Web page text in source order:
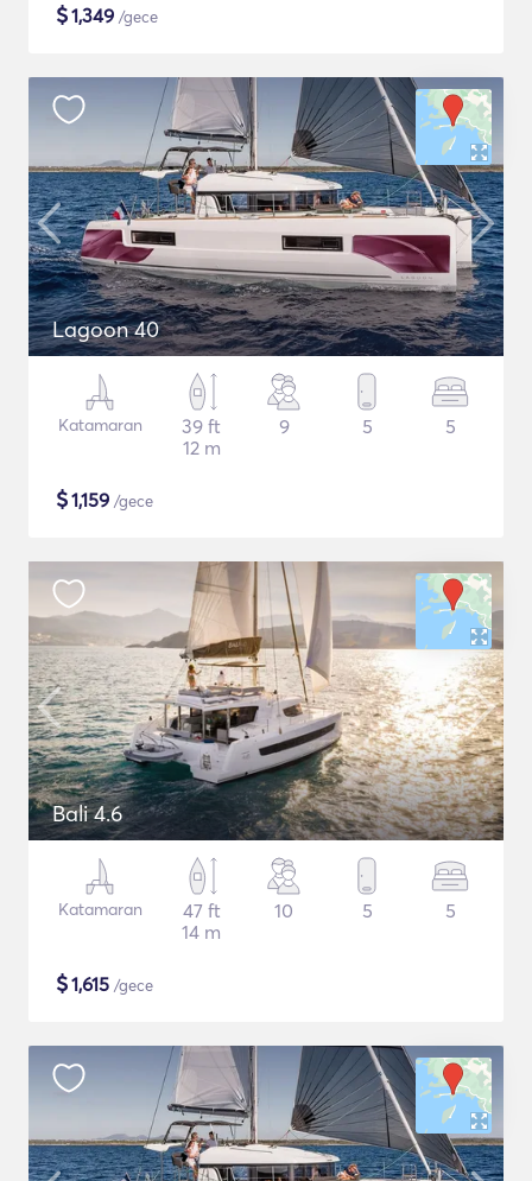
$1,349 /gece
Lagoon 40
Katamaran
39 ft
12 m
9 5 5
$1,159 /gece
Bali 4.6
Katamaran
47 ft
14 m
10 5 5
$1,615 /gece